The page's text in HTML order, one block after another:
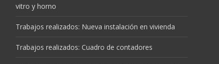
vitro y horno
Trabajos realizados: Nueva instalación en vivienda
Trabajos realizados: Cuadro de contadores